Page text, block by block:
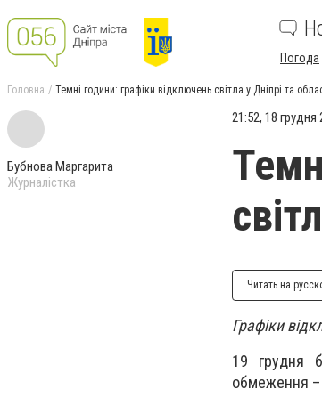
Погода
Головна Темні години: графіки відключень світла у Дніпрі та
Бубнова Маргарита
Журналістка
21:52, 18 грудня
Читать на
Графіки
19 грудня
обмеження –